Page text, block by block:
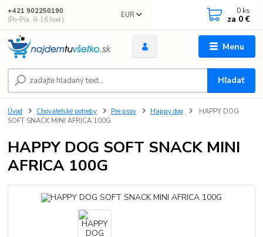
Menu
EUR
Hľadať
+421 902250190
(Po-Pia, 8-16 hod.)
0 ks
za 0 €
Úvod Chovateľské potreby Pre psov Happy dog
HAPPY DOG
SOFT SNACK MINI AFRICA 100G
HAPPY DOG SOFT SNACK MINI
AFRICA 100G